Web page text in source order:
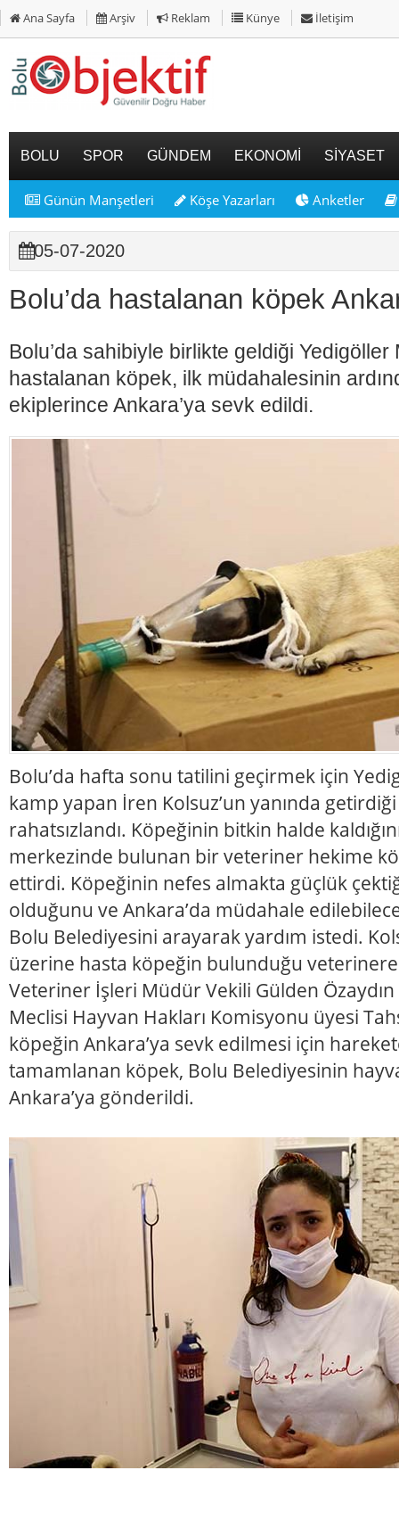
Ana Sayfa Arşiv Reklam Künye İletişim
BOLU SPOR GÜNDEM EKONOMİ SİYASET
Günün Manşetleri Köşe Yazarları Anketler
05-07-2020
Bolu’da hastalanan köpek
Bolu’da sahibiyle birlikte geldiği Yedigöller
hastalanan köpek, ilk müdahalesinin
ekiplerince Ankara’ya sevk edildi.
Bolu’da hafta sonu tatilini geçirmek için
kamp yapan İren Kolsuz’un yanında
rahatsızlandı. Köpeğinin bitkin halde
merkezinde bulunan bir veteriner hekime
ettirdi. Köpeğinin nefes almakta güçlük
olduğunu ve Ankara’da müdahale
Bolu Belediyesini arayarak yardım istedi.
üzerine hasta köpeğin bulunduğu
Veteriner İşleri Müdür Vekili Gülden
Meclisi Hayvan Hakları Komisyonu üyesi
köpeğin Ankara’ya sevk edilmesi için
tamamlanan köpek, Bolu Belediyesinin
Ankara’ya gönderildi.